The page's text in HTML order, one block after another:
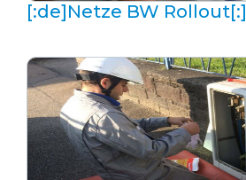
[:de]Netze BW Rollout[:]